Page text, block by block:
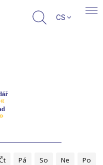
CS
«
Pá
So
Ne
Po